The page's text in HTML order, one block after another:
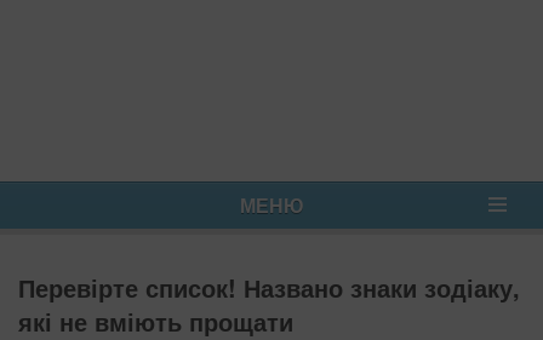
МЕНЮ
Перевірте список! Названо знаки зодіаку,
які не вміють прощати